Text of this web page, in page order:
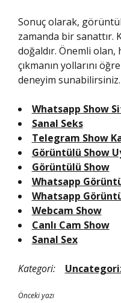
Sonuç olarak,
zamanda bir sanattır.
doğaldır. Önemli
çıkmanın yollarını
deneyim sunabilirsiniz.
Whatsapp Show
Sanal Seks
Telegram Show
Görüntülü Show
Görüntülü Show
Whatsapp
Whatsapp
Webcam Show
Canlı Cam Show
Sanal Sex
Kategori:
Önceki yazı